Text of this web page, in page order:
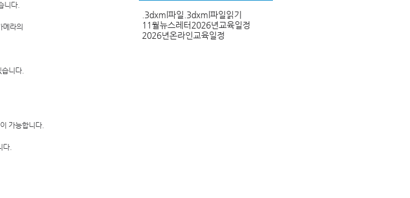
할 수 있습니다.
메라의
니다.
가능합니다.
.
.3dxml파일 .3dxml파일읽기
11월뉴스레터2026년교육일정
2026년온라인교육일정